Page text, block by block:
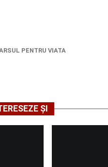
PENTRU VIATA
ȘI